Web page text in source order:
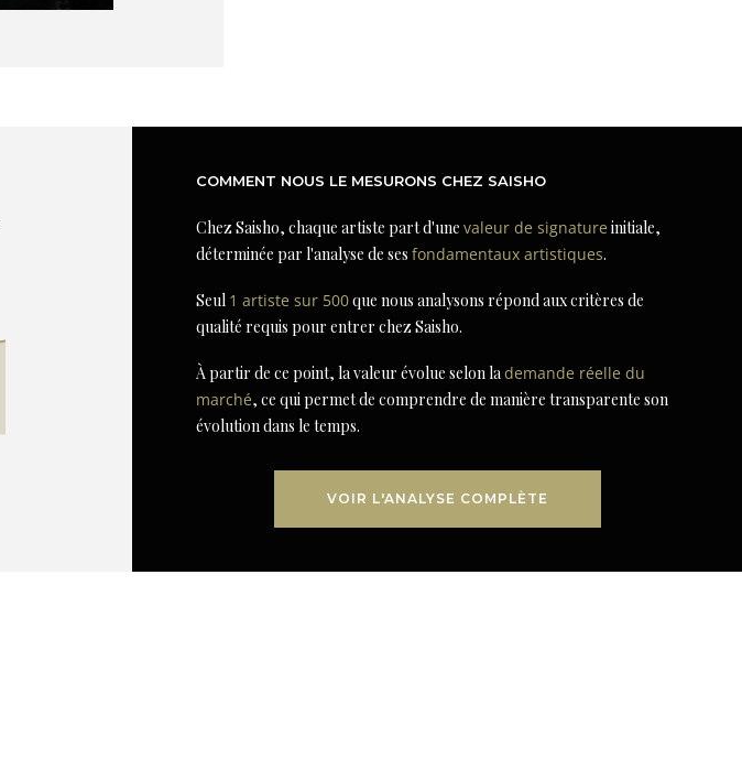
COMMENT NOUS LE MESURONS CHEZ SAISHO
Chez Saisho, chaque artiste part d'unevaleur de signature initiale,
déterminée par l'analyse de sesfondamentaux artistiques.
Seul 1 artiste sur 500que nous analysons répond aux critères de
qualité requis pour entrer chez Saisho.
À partir de ce point, la valeur évolue selon lademande réelle du
marché, ce qui permet de comprendre de manière transparente son
évolution dans le temps.
VOIR L'ANALYSE COMPLÈTE